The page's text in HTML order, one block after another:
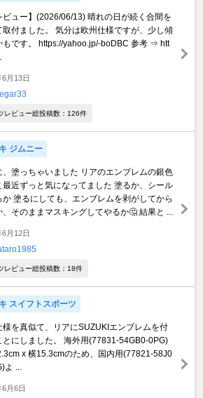
ビュー】(2026/06/13) 晴れの日が続く合間を
取付ました。 気分は欧州仕様ですが、少し傾
もです。 https://yahoo.jp/-boDBC 参考 ⇒ htt
月13日
レビュー総投稿数：126件
ジムニー
、塗っちゃいました リアのエンブレムの銀色
最近ずっと気になってました 塗るか、シール
か 塗るにしても、エンブレムを剥がしてから
、そのままマスキングしてやるか🤔 結果と ...
月12日
レビュー総投稿数：18件
スイフトスポーツ
様を真似て、リアにSUZUKIエンブレムを付
とにしました。 海外用(77831-54GB0-0PG)
x 横15.3cmのため、国内用(77821-58J0
...
月6日